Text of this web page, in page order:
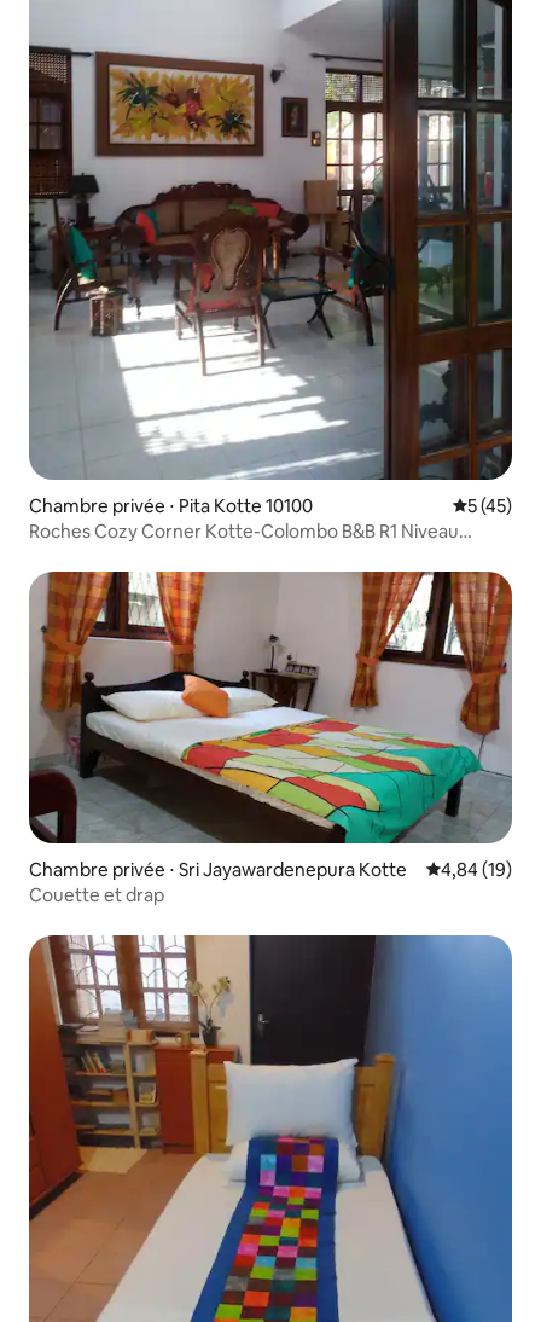
Chambre privée ⋅ Pita Kotte 10100
5 (45)
Roches Cozy Corner Kotte-Colombo B&B R1 Niveau
Chambre privée ⋅ Sri Jayawardenepura Kotte Évaluation
4,84 (19)
Couette et drap